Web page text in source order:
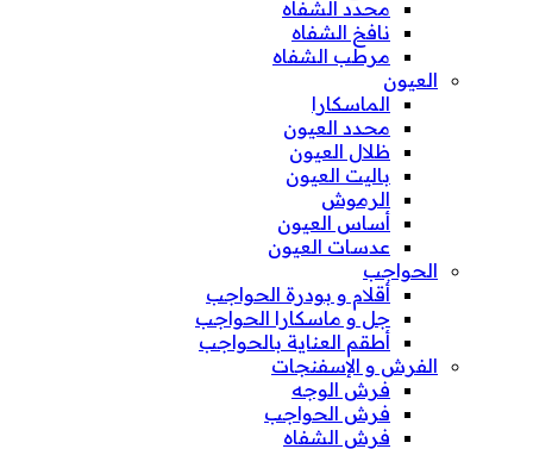
محدد الشفاه
نافخ الشفاه
مرطب الشفاه
العيون
الماسكارا
محدد العيون
ظلال العيون
باليت العيون
الرموش
أساس العيون
عدسات العيون
الحواجب
أقلام و بودرة الحواجب
جل و ماسكارا الحواجب
أطقم العناية بالحواجب
الفرش و الإسفنجات
فرش الوجه
فرش الحواجب
فرش الشفاه